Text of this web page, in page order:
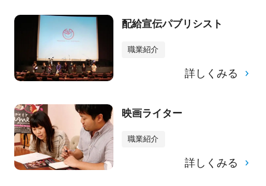
配給宣伝パブリシスト
職業紹介
詳しくみる
映画ライター
職業紹介
詳しくみる